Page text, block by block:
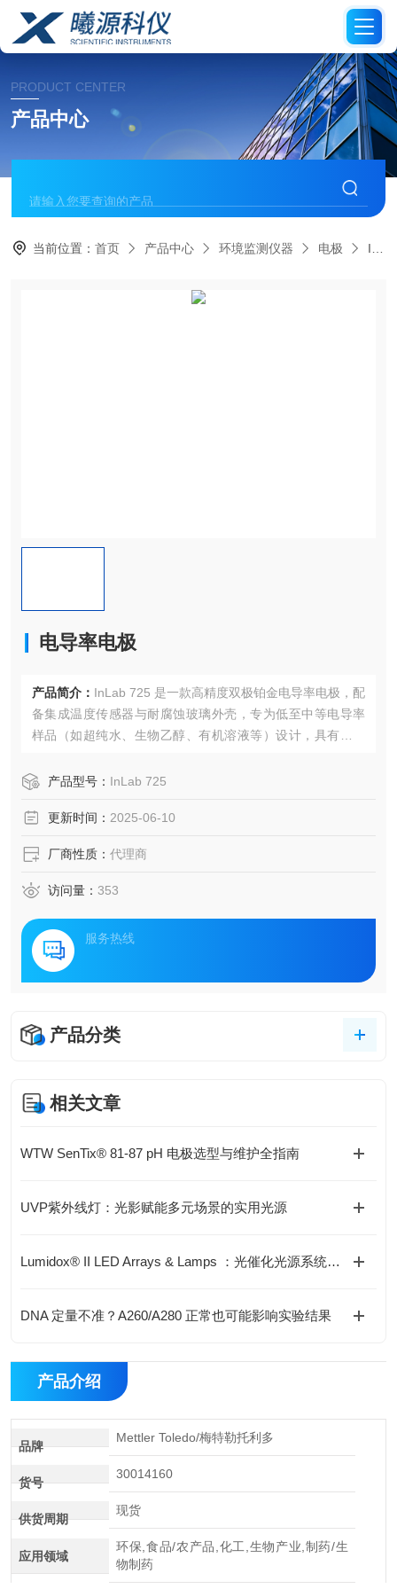
PRODUCT CENTER
产品中心
当前位置：首页 产品中心 环境监测仪器 电极 InLab 725电导率电极
电导率电极
产品简介： InLab 725 是一款高精度双极铂金电导率电极，配
备集成温度传感器与耐腐蚀玻璃外壳，专为低至中等电导率
样品（如超纯水、生物乙醇、有机溶液等）设计，具有良好
景。产品型号： InLab 725
更新时间： 2025-06-10
厂商性质： 代理商
访问量： 353
服务热线
产品分类
相关文章
WTW SenTix® 81-87 pH 电极选型与维护全指南
UVP紫外线灯：光影赋能多元场景的实用光源
Lumidox® II LED Arrays & Lamps ：光催化光源系统技术解析
DNA 定量不准？A260/A280 正常也可能影响实验结果
产品介绍
品牌
Mettler Toledo/梅特勒托利多
货号
30014160
供货周期
现货
应用领域
环保,食品/农产品,化工,生物产业,制药/生
物制药